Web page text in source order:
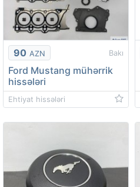
90 AZN Bakı
Ford Mustang mühərrik
hissələri
Ehtiyat hissələri